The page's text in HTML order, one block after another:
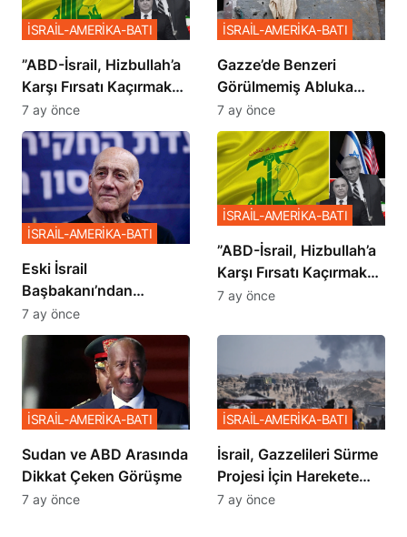
​​​​​​​”ABD-İsrail, Hizbullah’a
Karşı Fırsatı Kaçırmak
İstemiyor”
İSRAİL-AMERİKA-BATI
7 ay önce
​​​​​​​Gazze’de Benzeri
Görülmemiş Abluka
Planı
İSRAİL-AMERİKA-BATI
7 ay önce
Eski İsrail
Başbakanı’ndan
Netanyahu’ya Ağır
Sözler
İSRAİL-AMERİKA-BATI
7 ay önce
​​​​​​​”ABD-İsrail, Hizbullah’a
Karşı Fırsatı Kaçırmak
İstemiyor”
İSRAİL-AMERİKA-BATI
7 ay önce
Sudan ve ABD Arasında
Dikkat Çeken Görüşme
İSRAİL-AMERİKA-BATI
7 ay önce
İsrail, Gazzelileri Sürme
Projesi İçin Harekete
Geçti
İSRAİL-AMERİKA-BATI
7 ay önce